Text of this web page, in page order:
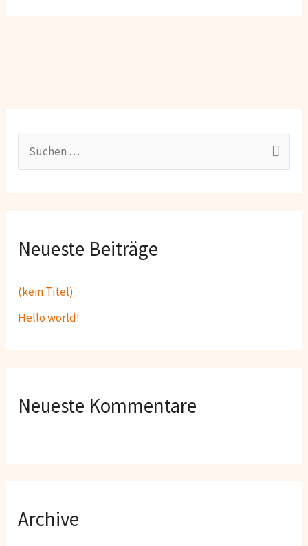
e
n
a
Neueste Beiträge
(kein Titel)
Hello world!
Neueste Kommentare
Archive